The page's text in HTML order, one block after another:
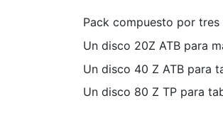
Pack compuesto por
Un disco 20Z ATB para
Un disco 40 Z ATB para
Un disco 80 Z TP para